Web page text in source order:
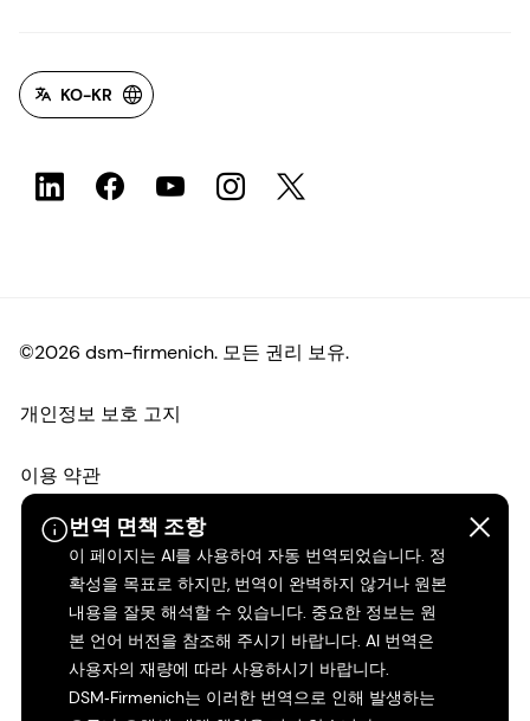
번역 면책 조항
이 페이지는 AI를 사용하여 자동 번역되었습니다. 정
확성을 목표로 하지만, 번역이 완벽하지 않거나 원본
내용을 잘못 해석할 수 있습니다. 중요한 정보는 원
본 언어 버전을 참조해 주시기 바랍니다. AI 번역은
사용자의 재량에 따라 사용하시기 바랍니다.
DSM‑Firmenich는 이러한 번역으로 인해 발생하는
KO-KR
©2026 dsm-firmenich. 모든 권리 보유.
개인정보 보호 고지
이용 약관
약관
캘리포니아 투명성
접근성 성명서